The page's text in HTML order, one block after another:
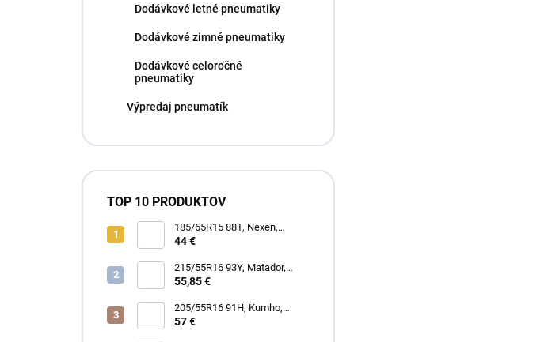
Dodávkové letné pneumatiky
Dodávkové zimné pneumatiky
Dodávkové celoročné
pneumatiky
Výpredaj pneumatík
TOP 10 PRODUKTOV
185/65R15 88T, Nexen,
WINGUARD SNOW G3 WH21
44 €
215/55R16 93Y, Matador,
MP47 HECTORRA 3
55,85 €
205/55R16 91H, Kumho,
WINTERCRAFT WP52+
57 €